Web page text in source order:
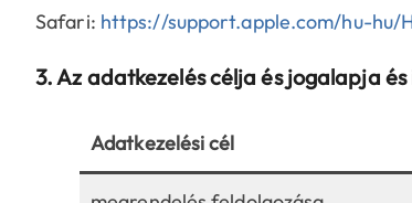
Safari: https://support.apple.com/hu-hu/
3. Az adatkezelés célja és jogalapja
Adatkezelési cél